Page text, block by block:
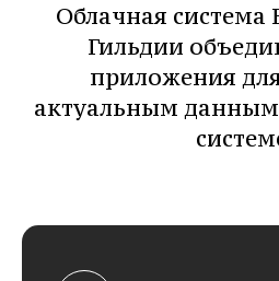
Облачная
Гильдии
приложения
актуальным